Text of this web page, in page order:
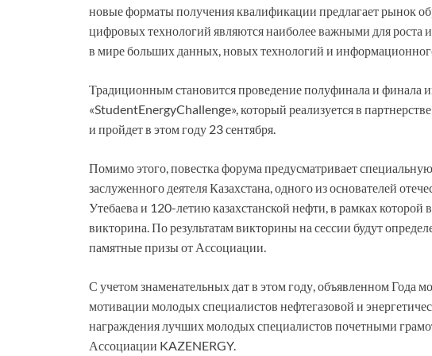
новые форматы получения квалификации предлагает рынок
цифровых технологий являются наиболее важными для роста и
в мире больших данных, новых технологий и
Традиционным становится проведение полуфинала и финала
«StudentEnergyChallenge», который реализуется в
и пройдет в этом году 23 сентября.
Помимо этого, повестка форума предусматривает
заслуженного деятеля Казахстана, одного из основателей
Утебаева и 120-летию казахстанской нефти, в рамках которой
викторина. По результатам викторины на сессии будут
памятные призы от Ассоциации.
С учетом знаменательных дат в этом году, объявленном Года
мотивации молодых специалистов нефтегазовой и
награждения лучших молодых специалистов почетными
Ассоциации KAZENERGY.